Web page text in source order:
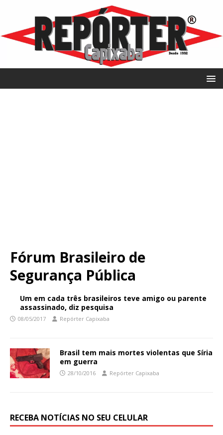
Fórum Brasileiro de
Segurança Pública
Um em cada três brasileiros teve amigo ou parente
assassinado, diz pesquisa
08/05/2017 Repórter Capixaba
Brasil tem mais mortes violentas que Síria
em guerra
28/10/2016 Repórter Capixaba
RECEBA NOTÍCIAS NO SEU CELULAR